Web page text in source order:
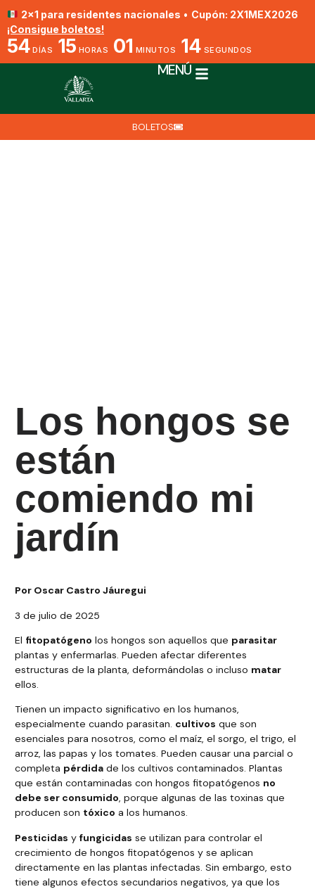
2x1 para residentes nacionales • Cupón: 2X1MEX2026
¡Consigue boletos!
54 DÍAS 15 HORAS 01 MINUTOS 13 SEGUNDOS
MENÚ
BOLETOS
Los hongos se
están
comiendo mi
jardín
Por Oscar Castro Jáuregui
3 de julio de 2025
El fitopatógeno los hongos son aquellos que parasitar
plantas y enfermarlas. Pueden afectar diferentes
estructuras de la planta, deformándolas o incluso matar
ellos.
Tienen un impacto significativo en los humanos,
especialmente cuando parasitan. cultivos que son
esenciales para nosotros, como el maíz, el sorgo, el trigo, el
arroz, las papas y los tomates. Pueden causar una parcial o
completa pérdida de los cultivos contaminados. Plantas
que están contaminadas con hongos fitopatógenos no
debe ser consumido, porque algunas de las toxinas que
producen son tóxico a los humanos.
Pesticidas yfungicidas se utilizan para controlar el
crecimiento de hongos fitopatógenos y se aplican
directamente en las plantas infectadas. Sin embargo, esto
tiene algunos efectos secundarios negativos, ya que los